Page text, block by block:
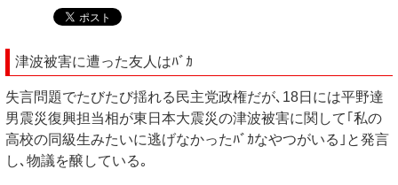
津波被害に遭った友人はﾊﾞｶ
失言問題でたびたび揺れる民主党政権だが､18日には平野達
男震災復興担当相が東日本大震災の津波被害に関して｢私の
高校の同級生みたいに逃げなかったﾊﾞｶなやつがいる｣と発言
し､物議を醸している｡